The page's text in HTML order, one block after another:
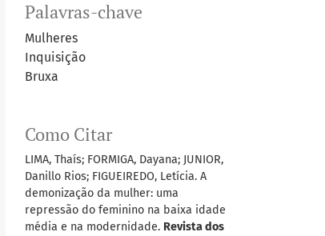
Palavras-chave
Mulheres
Inquisição
Bruxa
Como Citar
LIMA, Thaís; FORMIGA, Dayana; JUNIOR,
Danillo Rios; FIGUEIREDO, Letícia. A
demonização da mulher: uma
repressão do feminino na baixa idade
média e na modernidade. Revista dos